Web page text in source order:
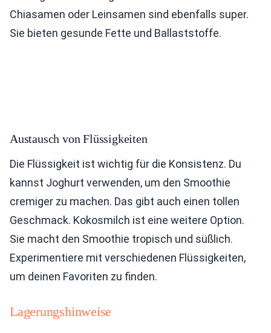
Chiasamen oder Leinsamen sind ebenfalls super.
Sie bieten gesunde Fette und Ballaststoffe.
Austausch von Flüssigkeiten
Die Flüssigkeit ist wichtig für die Konsistenz. Du
kannst Joghurt verwenden, um den Smoothie
cremiger zu machen. Das gibt auch einen tollen
Geschmack. Kokosmilch ist eine weitere Option.
Sie macht den Smoothie tropisch und süßlich.
Experimentiere mit verschiedenen Flüssigkeiten,
um deinen Favoriten zu finden.
Lagerungshinweise